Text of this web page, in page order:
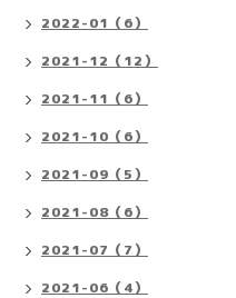
2022-01（6）
2021-12（12）
2021-11（6）
2021-10（6）
2021-09（5）
2021-08（6）
2021-07（7）
2021-06（4）